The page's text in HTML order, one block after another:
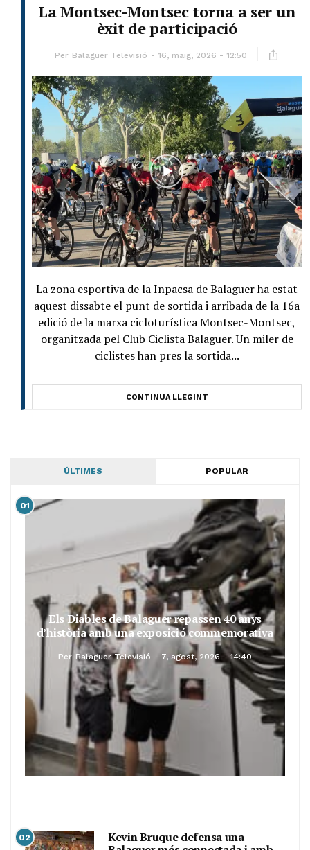
La Montsec-Montsec torna a ser un
èxit de participació
Per Balaguer Televisió 16, maig, 2026 - 12:50
La zona esportiva de la Inpacsa de Balaguer ha estat
aquest dissabte el punt de sortida i arribada de la 16a
edició de la marxa cicloturística Montsec-Montsec,
organitzada pel Club Ciclista Balaguer. Un miler de
ciclistes han pres la sortida...
CONTINUA LLEGINT
ÚLTIMES POPULAR
01
Els Diables de Balaguer repassen 40 anys
d’història amb una exposició commemorativa
Per Balaguer Televisió 7, agost, 2026 - 14:40
02
Kevin Bruque defensa una